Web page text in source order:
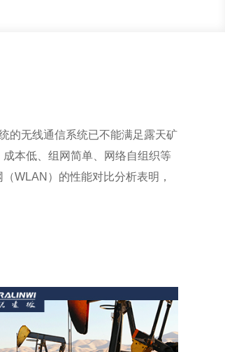
的无线通信系统已不能满足露天矿
本低、组网简单、网络自组织等
WLAN）的性能对比分析表明，